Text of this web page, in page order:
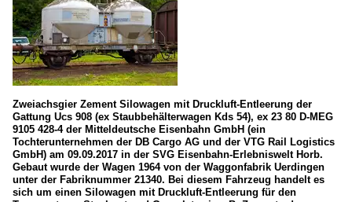
Zweiachsgier Zement Silowagen mit Druckluft-Entleerung der
Gattung Ucs 908 (ex Staubbehälterwagen Kds 54), ex 23 80 D-MEG
9105 428-4 der Mitteldeutsche Eisenbahn GmbH (ein
Tochterunternehmen der DB Cargo AG und der VTG Rail Logistics
GmbH) am 09.09.2017 in der SVG Eisenbahn-Erlebniswelt Horb.
Gebaut wurde der Wagen 1964 von der Waggonfabrik Uerdingen
unter der Fabriknummer 21340. Bei diesem Fahrzeug handelt es
sich um einen Silowagen mit Druckluft-Entleerung für den